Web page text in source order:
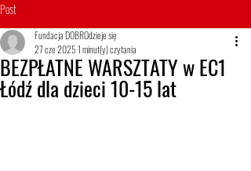
Post
BEZPŁATNE WARSZTATY w EC1
Łódź dla dzieci 10-15 lat
Fundacja DOBROdzieje się
27 cze 20251 minut(y) czytania